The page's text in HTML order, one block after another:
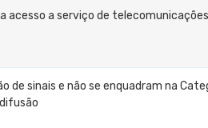
acesso a serviço de
sinais e não se enquadram na